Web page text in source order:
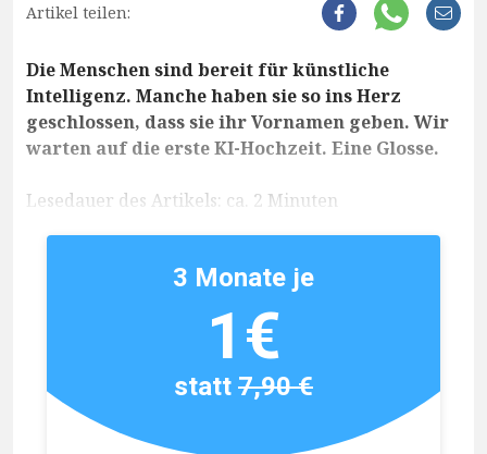
Artikel teilen:
Die Menschen sind bereit für künstliche
Intelligenz. Manche haben sie so ins Herz
geschlossen, dass sie ihr Vornamen geben. Wir
warten auf die erste KI-Hochzeit. Eine Glosse.
Lesedauer des Artikels: ca. 2 Minuten
3 Monate je
1€
statt7,90 €